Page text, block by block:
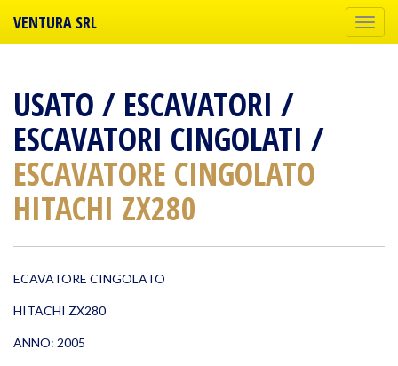
VENTURA SRL
USATO / ESCAVATORI /
ESCAVATORI CINGOLATI /
ESCAVATORE CINGOLATO
HITACHI ZX280
ECAVATORE CINGOLATO
HITACHI ZX280
ANNO: 2005